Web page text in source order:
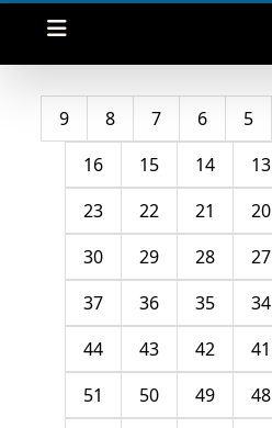
5
6
7
8
9
13
14
15
16
20
21
22
23
27
28
29
30
34
35
36
37
41
42
43
44
48
49
50
51